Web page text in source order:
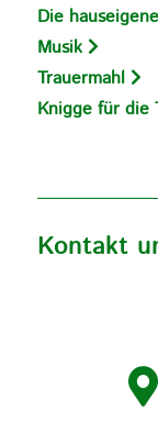
Die
Musik
Trauermahl
Knigge für die
Kontakt